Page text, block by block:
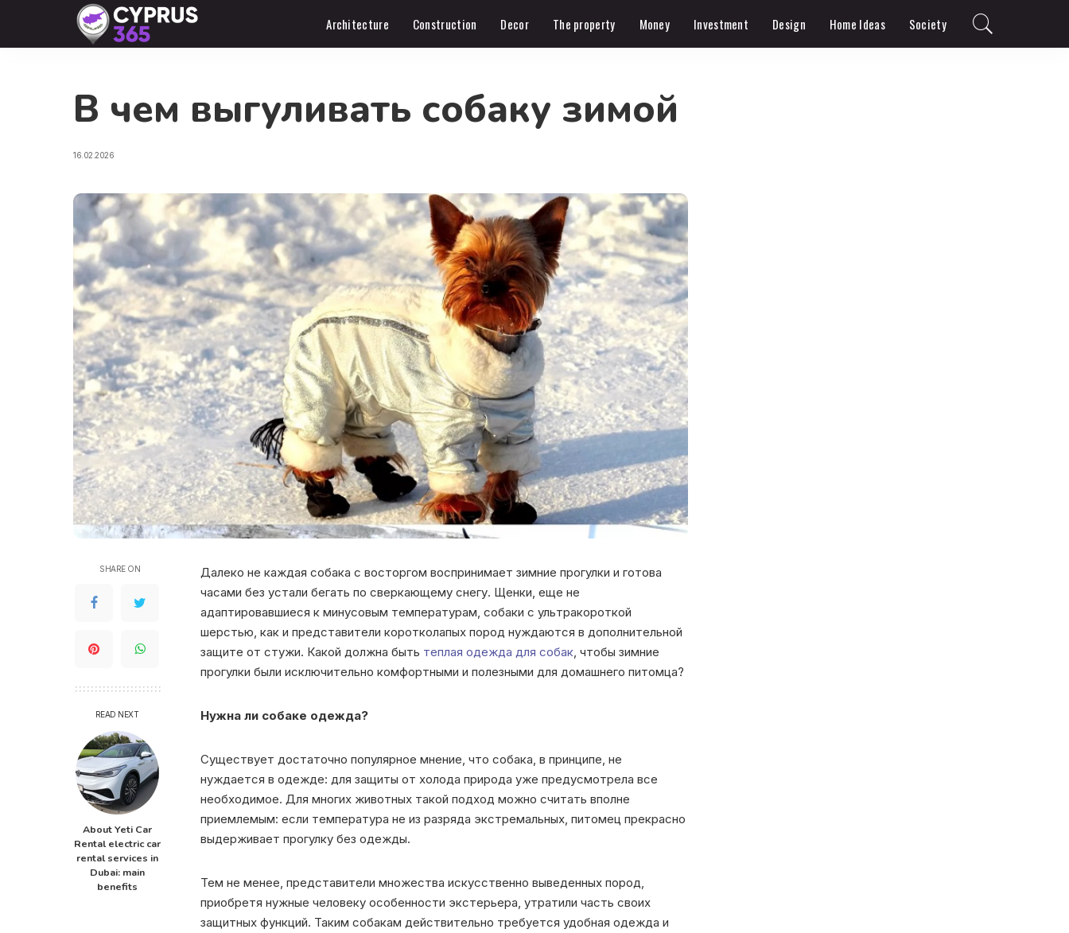
Architecture Construction Decor The property Money Investment Design Home Ideas Society
В чем выгуливать собаку зимой
16.02.2026
SHARE ON
READ NEXT
About Yeti Car
Rental electric car
rental services in
Dubai: main
benefits
Далеко не каждая собака с восторгом воспринимает зимние прогулки и готова
часами без устали бегать по сверкающему снегу. Щенки, еще не
адаптировавшиеся к минусовым температурам, собаки с ультракороткой
шерстью, как и представители коротколапых пород нуждаются в дополнительной
защите от стужи. Какой должна быть теплая одежда для собак , чтобы зимние
прогулки были исключительно комфортными и полезными для домашнего питомца?
Нужна ли собаке одежда?
Существует достаточно популярное мнение, что собака, в принципе, не
нуждается в одежде: для защиты от холода природа уже предусмотрела все
необходимое. Для многих животных такой подход можно считать вполне
приемлемым: если температура не из разряда экстремальных, питомец прекрасно
выдерживает прогулку без одежды.
Тем не менее, представители множества искусственно выведенных пород,
приобретя нужные человеку особенности экстерьера, утратили часть своих
защитных функций. Таким собакам действительно требуется удобная одежда и